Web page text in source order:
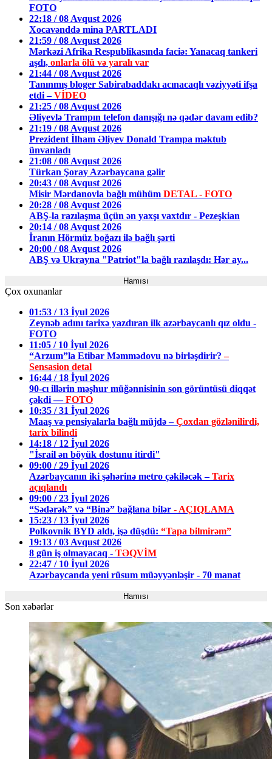
FOTO
22:18 / 08 Avqust 2026
Xocavənddə mina PARTLADI
21:59 / 08 Avqust 2026
Mərkəzi Afrika Respublikasında faciə: Yanacaq tankeri
aşdı, onlarla ölü və yaralı var
21:44 / 08 Avqust 2026
Tanınmış bloger Sabirabaddakı acınacaqlı vəziyyəti ifşa
etdi –VİDEO
21:25 / 08 Avqust 2026
Əliyevlə Trampın telefon danışığı nə qədər davam edib?
21:19 / 08 Avqust 2026
Prezident İlham Əliyev Donald Trampa məktub
ünvanladı
21:08 / 08 Avqust 2026
Türkan Şoray Azərbaycana gəlir
20:43 / 08 Avqust 2026
Misir Mərdanovla bağlı mühüm DETAL - FOTO
20:28 / 08 Avqust 2026
ABŞ-la razılaşma üçün ən yaxşı vaxtdır - Pezeşkian
20:14 / 08 Avqust 2026
İranın Hörmüz boğazı ilə bağlı şərti
20:00 / 08 Avqust 2026
ABŞ və Ukrayna "Patriot"la bağlı razılaşdı: Hər ay...
Hamısı
Çox oxunanlar
01:53 / 13 İyul 2026
Zeynəb adını tarixə yazdıran ilk azərbaycanlı qız oldu -
FOTO
11:05 / 10 İyul 2026
“Arzum”la Etibar Məmmədovu nə birləşdirir?–
Sensasion detal
16:44 / 18 İyul 2026
90-cı illərin məşhur müğənnisinin son görüntüsü diqqət
çəkdi —FOTO
10:35 / 31 İyul 2026
Maaş və pensiyalarla bağlı müjdə –Çoxdan gözlənilirdi,
tarix bilindi
14:18 / 12 İyul 2026
"İsrail ən böyük dostunu itirdi"
09:00 / 29 İyul 2026
Azərbaycanın iki şəhərinə metro çəkiləcək –Tarix
açıqlandı
09:00 / 23 İyul 2026
“Sədərək” və “Binə” bağlana bilər - AÇIQLAMA
15:23 / 13 İyul 2026
Polkovnik BYD aldı, işə düşdü: “Tapa bilmirəm”
19:13 / 03 Avqust 2026
8 gün iş olmayacaq - TƏQVİM
22:47 / 10 İyul 2026
Azərbaycanda yeni rüsum müəyyənləşir - 70 manat
Hamısı
Son xəbərlər